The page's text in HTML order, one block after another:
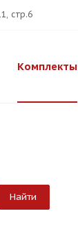
стр.6
Комплекты